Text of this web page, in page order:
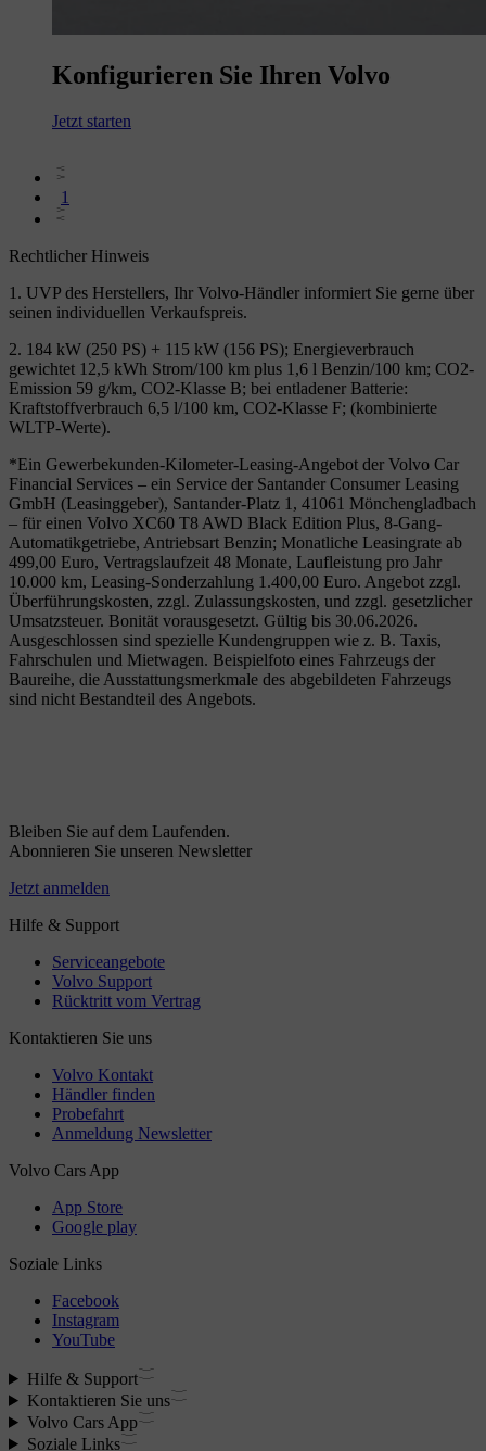
Konfigurieren Sie Ihren Volvo
Jetzt starten
1
Rechtlicher Hinweis
1. UVP des Herstellers, Ihr Volvo-Händler informiert Sie gerne über
seinen individuellen Verkaufspreis.
2. 184 kW (250 PS) + 115 kW (156 PS); Energieverbrauch
gewichtet 12,5 kWh Strom/100 km plus 1,6 l Benzin/100 km; CO2-
Emission 59 g/km, CO2-Klasse B; bei entladener Batterie:
Kraftstoffverbrauch 6,5 l/100 km, CO2-Klasse F; (kombinierte
WLTP-Werte).
*Ein Gewerbekunden-Kilometer-Leasing-Angebot der Volvo Car
Financial Services – ein Service der Santander Consumer Leasing
GmbH (Leasinggeber), Santander-Platz 1, 41061 Mönchengladbach
– für einen Volvo XC60 T8 AWD Black Edition Plus, 8-Gang-
Automatikgetriebe, Antriebsart Benzin; Monatliche Leasingrate ab
499,00 Euro, Vertragslaufzeit 48 Monate, Laufleistung pro Jahr
10.000 km, Leasing-Sonderzahlung 1.400,00 Euro. Angebot zzgl.
Überführungskosten, zzgl. Zulassungskosten, und zzgl. gesetzlicher
Umsatzsteuer. Bonität vorausgesetzt. Gültig bis 30.06.2026.
Ausgeschlossen sind spezielle Kundengruppen wie z. B. Taxis,
Fahrschulen und Mietwagen. Beispielfoto eines Fahrzeugs der
Baureihe, die Ausstattungsmerkmale des abgebildeten Fahrzeugs
sind nicht Bestandteil des Angebots.